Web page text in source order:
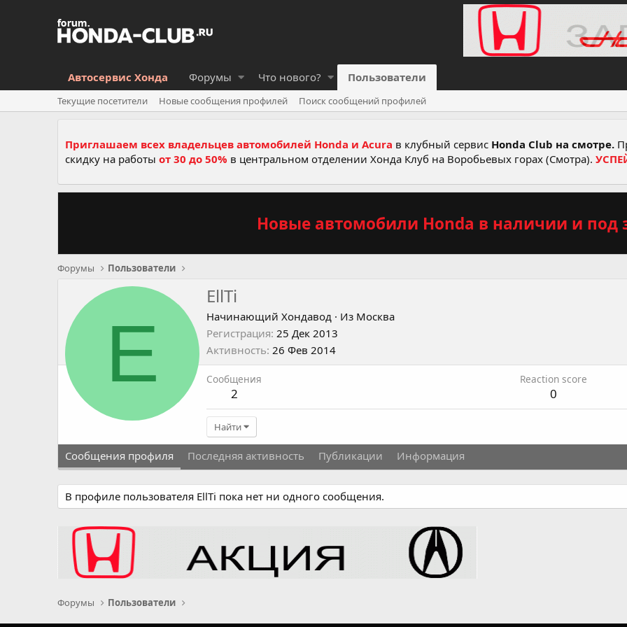
Автосервис Хонда Форумы Что нового? Пользователи
Текущие посетители Новые сообщения профилей Поиск сообщений профилей
Приглашаем всех владельцев автомобилей Honda и Acura в клубный сервис Honda Club на смотре.
скидку на работы от 30 до 50% в центральном отделении Хонда Клуб на Воробьевых горах (Смотра).
Новые автомобили Honda в наличии и под
Форумы Пользователи
E
EllTi
Начинающий Хондавод · Из Москва
Регистрация 25 Дек 2013
Активность 26 Фев 2014
Сообщения
2
Reaction score
0
Найти
Сообщения профиля Последняя активность Публикации Информация
В профиле пользователя EllTi пока нет ни одного сообщения.
Форумы Пользователи